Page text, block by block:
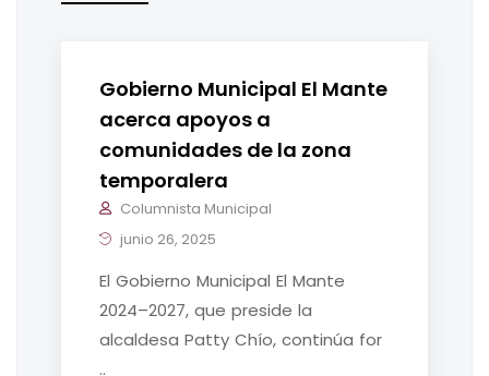
Gobierno Municipal El Mante
acerca apoyos a
comunidades de la zona
temporalera
Columnista Municipal
junio 26, 2025
El Gobierno Municipal El Mante
2024–2027, que preside la
alcaldesa Patty Chío, continúa for
..